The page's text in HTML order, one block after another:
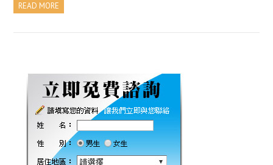
READ MORE